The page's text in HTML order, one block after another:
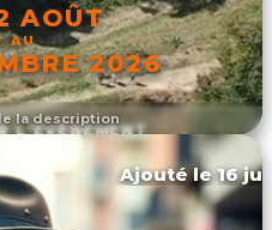
la description
AOÛT
AU
2026
L'ÉVÉNEMENT
Ajouté le 16